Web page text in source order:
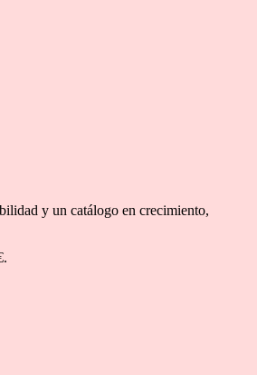
y un catálogo en crecimiento,